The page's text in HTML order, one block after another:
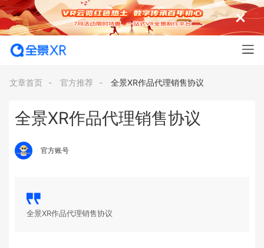
文章首页 - 官方推荐 - 全景XR作品代理销售协议
全景XR作品代理销售协议
官方账号
全景XR作品代理销售协议